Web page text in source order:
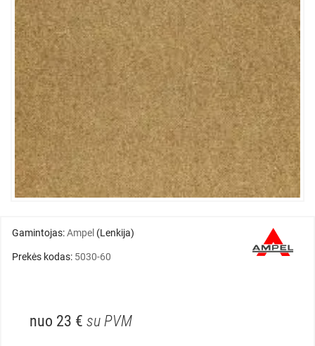
Gamintojas:Ampel (Lenkija)
Prekės kodas: 5030-60
nuo 23 € su PVM